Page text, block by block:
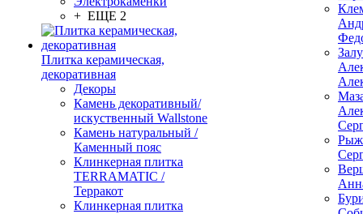
+ ЕЩЕ 2
Плитка керамическая,
декоративная
Декоры
Камень декоративный/
искуственный Wallstone
Камень натуральный /
Каменный пояс
Клинкерная плитка
TERRAMATIC /
Терракот
Клинкерная плитка